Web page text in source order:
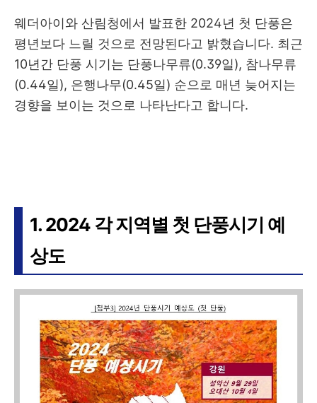
웨더아이와 산림청에서 발표한 2024년 첫 단풍은
평년보다 느릴 것으로 전망된다고 밝혔습니다. 최근
10년간 단풍 시기는 단풍나무류(0.39일), 참나무류
(0.44일), 은행나무(0.45일) 순으로 매년 늦어지는
경향을 보이는 것으로 나타난다고 합니다.
1. 2024 각 지역별 첫 단풍시기 예
상도